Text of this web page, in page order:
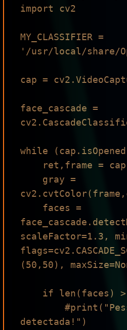
import cv2
MY_CLASSIFIER =
'/usr/local/share/
cap =
face_cascade =
while
scaleFactor=1.3,
(50,50),
detectada!")